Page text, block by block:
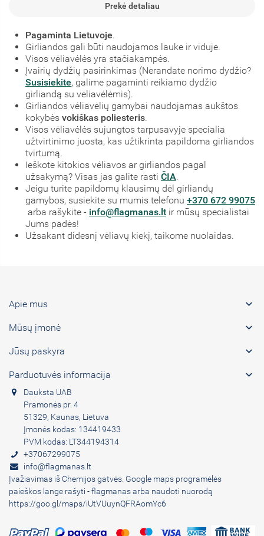
Prekė detaliau
Pagaminta Lietuvoje.
Girliandos gali būti naudojamos lauke ir viduje.
Visos vėliavėlės yra stačiakampės.
Įvairių dydžių pasirinkimas (Nerandate norimo dydžio?
Susisiekite, galime pagaminti reikiamo dydžio
girliandą su vėliavėlėmis).
Girliandos vėliavėlių gamybai naudojamas aukštos
kokybės vokiškas poliesteris.
Visos vėliavėlės sujungtos tarpusavyje specialia
užtvirtinimo juosta, kas užtikrinta papildoma girliandos
tvirtumą.
Ieškote kitokios vėliavos ar girliandos pagal
užsakymą? Visas jas galite rasti ČIA.
Jeigu turite papildomų klausimų dėl girliandų
gamybos, susiekite su mumis telefonu +370 672 99075
arba rašykite - info@flagmanas.lt ir mūsų specialistai
Jums padės!
Užsakant didesnį vėliavų kiekį, taikome nuolaidas.
Apie mus 
Mūsų įmonė 
Jūsų paskyra 
Parduotuvės informacija 
Dauksta UAB
Pramonės pr. 4
51329, Kaunas, Lietuva
Įmonės kodas: 134419433
PVM kodas: LT344194314
+37067299075
info@flagmanas.lt
Įvažiavimas iš Chemijos gatvės. Google maps programėlės
paieškos lange rašyti - flagmanas arba naudoti nuorodą
https://goo.gl/maps/iUtVUuynQFRAomYc6